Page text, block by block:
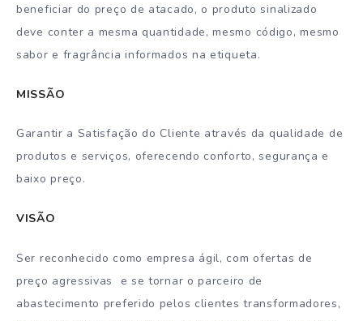
beneficiar do preço de atacado, o produto sinalizado
deve conter a mesma quantidade, mesmo código, mesmo
sabor e fragrância informados na etiqueta.
MISSÃO
Garantir a Satisfação do Cliente através da qualidade de
produtos e serviços, oferecendo conforto, segurança e
baixo preço.
VISÃO
Ser reconhecido como empresa ágil, com ofertas de
preço agressivas e se tornar o parceiro de
abastecimento preferido pelos clientes transformadores,